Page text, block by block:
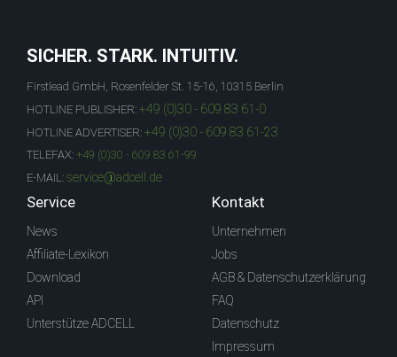
SICHER. STARK. INTUITIV.
Firstlead GmbH, Rosenfelder St. 15-16, 10315 Berlin
HOTLINE PUBLISHER: +49 (0)30 - 609 83 61-0
HOTLINE ADVERTISER: +49 (0)30 - 609 83 61-23
TELEFAX: +49 (0)30 - 609 83 61-99
E-MAIL: service@adcell.de
Service
News
Affiliate-Lexikon
Download
API
Unterstütze ADCELL
Kontakt
Unternehmen
Jobs
AGB & Datenschutzerklärung
FAQ
Datenschutz
Impressum